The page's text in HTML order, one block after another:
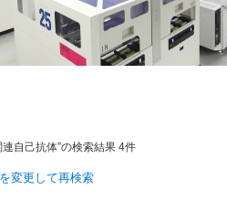
自己抗体”の検索結果 4件
変更して再検索